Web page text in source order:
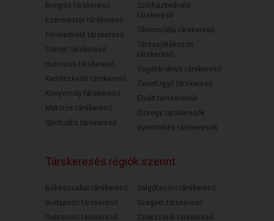
Bringás társkereső
Ezermester társkereső
Filmkedvelő társkereső
Gamer társkereső
Humoros társkereső
Kertészkedő társkereső
Könyvmoly társkereső
Motoros társkereső
Spirituális társkereső
Színházkedvelő
társkereső
Táncoslábú társkereső
Társasjátékozós
társkereső
Vegetáriánus társkereső
Zenefüggő társkereső
Elvált társkeresők
Özvegy társkeresők
Gyermekes társkeresők
Társkeresés régiók szerint
Békéscsabai társkereső
Budapesti társkereső
Debreceni társkereső
Salgótarjáni társkereső
Szegedi társkereső
Szekszárdi társkereső